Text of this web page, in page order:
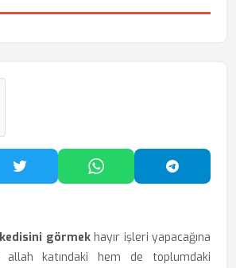
Paylaş
Twitter'da PaylaşWhatsApp'ta Paylaş
görmekhayır işleri yapacağına
katındaki hem de toplumdaki